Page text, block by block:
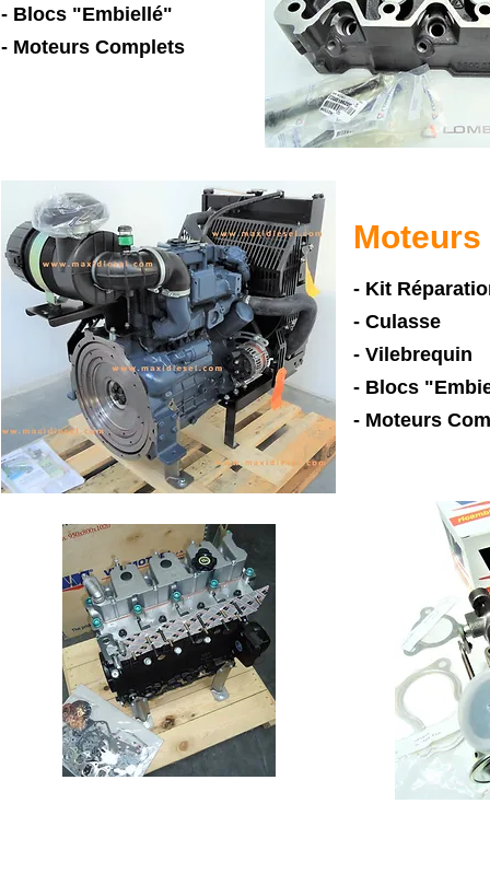
- Blocs "Embiellé"
- Moteurs Complets
Moteurs
- Kit
- Culasse
- Vilebrequin
- Blocs
- Moteurs